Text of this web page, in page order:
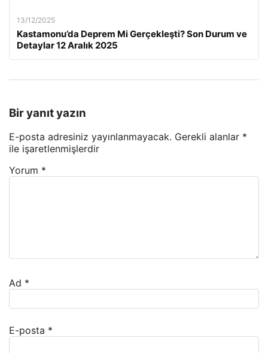
13/12/2025
Kastamonu’da Deprem Mi Gerçekleşti? Son Durum ve
Detaylar 12 Aralık 2025
Bir yanıt yazın
E-posta adresiniz yayınlanmayacak. Gerekli alanlar *
ile işaretlenmişlerdir
Yorum *
Ad *
E-posta *